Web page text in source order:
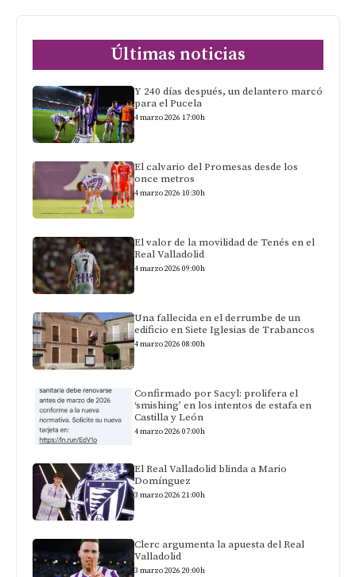
Últimas noticias
Y 240 días después, un delantero marcó
para el Pucela
4 marzo 2026 17:00h
El calvario del Promesas desde los
once metros
4 marzo 2026 10:30h
El valor de la movilidad de Tenés en el
Real Valladolid
4 marzo 2026 09:00h
Una fallecida en el derrumbe de un
edificio en Siete Iglesias de Trabancos
4 marzo 2026 08:00h
Confirmado por Sacyl: prolifera el
‘smishing’ en los intentos de estafa en
Castilla y León
4 marzo 2026 07:00h
El Real Valladolid blinda a Mario
Domínguez
3 marzo 2026 21:00h
Clerc argumenta la apuesta del Real
Valladolid
3 marzo 2026 20:00h